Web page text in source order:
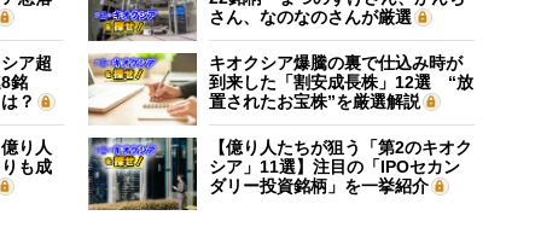
さん、なのなのさんが厳選
ア超
銘
？
キオクシア爆騰の裏で仕込み時が
到来した「割安成長株」12選 “放
置されたお宝株”を厳選解説
り人
も成
【億り人たちが狙う「第2のキオク
シア」11選】注目の「IPOセカン
ダリー投資銘柄」を一挙紹介